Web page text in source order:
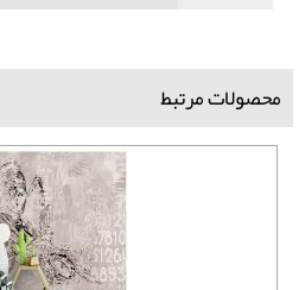
محصولات مرتبط